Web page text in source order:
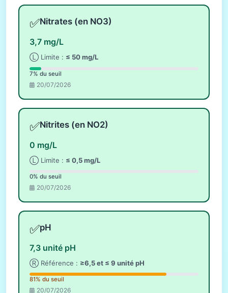
✅Nitrates (en NO3)
3,7 mg/L
Ⓛ Limite : ≤ 50 mg/L
7% du seuil
20/07/2026
✅Nitrites (en NO2)
0 mg/L
Ⓛ Limite : ≤ 0,5 mg/L
0% du seuil
20/07/2026
✅pH
7,3 unité pH
Ⓡ Référence : ≥6,5 et ≤ 9 unité pH
81% du seuil
20/07/2026